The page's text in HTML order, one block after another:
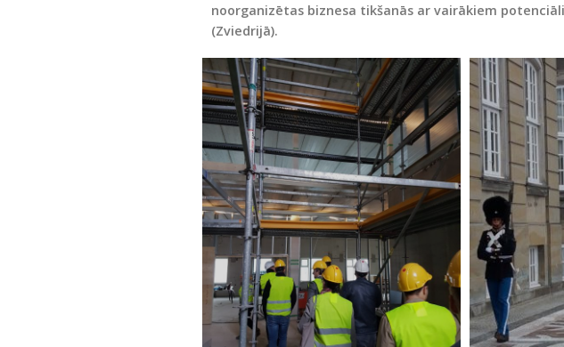
noorganizētas biznesa tikšanās ar vairākiem
(Zviedrijā).